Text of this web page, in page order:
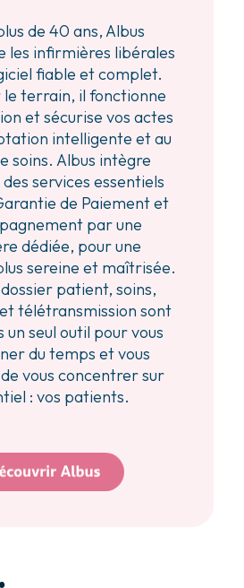
de 40 ans, Albus
les infirmières libérales
fiable et complet.
le terrain, il fonctionne
et sécurise vos actes
intelligente et au
soins. Albus intègre
services essentiels
de Paiement et
par une
dédiée, pour une
sereine et maîtrisée.
patient, soins,
télétransmission sont
un seul outil pour vous
du temps et vous
vous concentrer sur
: vos patients.